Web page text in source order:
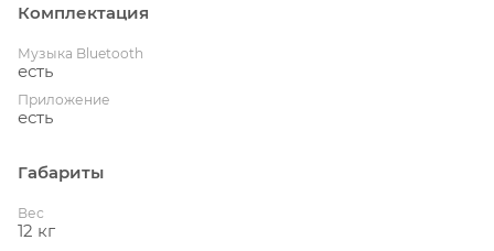
Комплектация
Музыка Bluetooth
есть
Приложение
есть
Габариты
Вес
12 кг